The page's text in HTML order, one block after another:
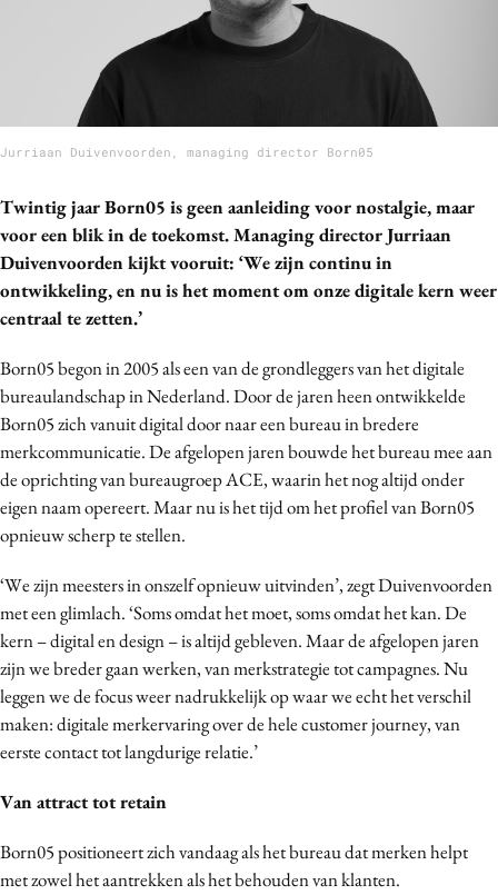
Contentmarketing
Craft
Data & Insights
Design
Digital transformation
Diversiteit
Gedragsverandering
Influencer marketing
Interne communicatie
Martech
Media
PR
Programmatic
Purpose Marketing
Reputatie & crisis
Jurriaan Duivenvoorden, managing director Born05
Twintig jaar Born05 is geen aanleiding voor nostalgie, maar
voor een blik in de toekomst. Managing director Jurriaan
Duivenvoorden kijkt vooruit: ‘We zijn continu in
ontwikkeling, en nu is het moment om onze digitale kern weer
centraal te zetten.’
Born05 begon in 2005 als een van de grondleggers van het digitale
bureaulandschap in Nederland. Door de jaren heen ontwikkelde
Born05 zich vanuit digital door naar een bureau in bredere
merkcommunicatie. De afgelopen jaren bouwde het bureau mee aan
de oprichting van bureaugroep ACE, waarin het nog altijd onder
eigen naam opereert. Maar nu is het tijd om het profiel van Born05
opnieuw scherp te stellen.
‘We zijn meesters in onszelf opnieuw uitvinden’, zegt Duivenvoorden
met een glimlach. ‘Soms omdat het moet, soms omdat het kan. De
kern – digital en design – is altijd gebleven. Maar de afgelopen jaren
zijn we breder gaan werken, van merkstrategie tot campagnes. Nu
leggen we de focus weer nadrukkelijk op waar we echt het verschil
maken: digitale merkervaring over de hele customer journey, van
eerste contact tot langdurige relatie.’
Van attract tot retain
Born05 positioneert zich vandaag als het bureau dat merken helpt
met zowel het aantrekken als het behouden van klanten.